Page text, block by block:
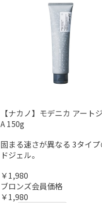
【ナカノ】モデニカ アート
A 150g
固まる速さが異なる 3タイプ
ドジェル。
￥1,980
ブロンズ会員価格
￥1,980